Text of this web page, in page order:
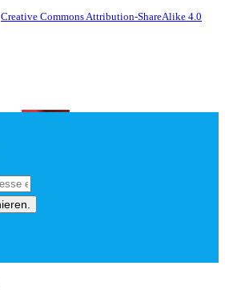
Creative Commons Attribution-ShareAlike 4.0